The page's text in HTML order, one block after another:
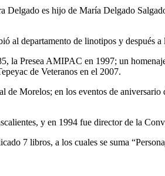
es hijo de María Delgado
al departamento de linotipos y después
la Presea AMIPAC en 1997; un
de Veteranos en el 2007.
Morelos; en los eventos de
y en 1994 fue director de la
7 libros, a los cuales se suma